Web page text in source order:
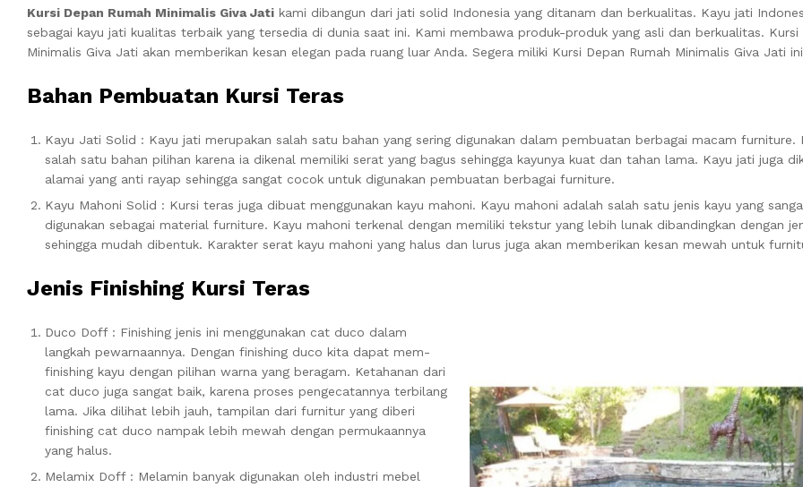
Kursi Depan Rumah Minimalis Giva Jati kami dibangun dari jati solid Indonesia yang ditanam dan berkualitas. Kayu jati
sebagai kayu jati kualitas terbaik yang tersedia di dunia saat ini. Kami membawa produk-produk yang asli dan berkualitas. Kursi
Minimalis Giva Jati akan memberikan kesan elegan pada ruang luar Anda. Segera miliki Kursi Depan Rumah Minimalis Giva Jati
Bahan Pembuatan Kursi Teras
Kayu Jati Solid : Kayu jati merupakan salah satu bahan yang sering digunakan dalam pembuatan berbagai macam furniture.
salah satu bahan pilihan karena ia dikenal memiliki serat yang bagus sehingga kayunya kuat dan tahan lama. Kayu jati juga
alamai yang anti rayap sehingga sangat cocok untuk digunakan pembuatan berbagai furniture.
Kayu Mahoni Solid : Kursi teras juga dibuat menggunakan kayu mahoni. Kayu mahoni adalah salah satu jenis kayu yang
digunakan sebagai material furniture. Kayu mahoni terkenal dengan memiliki tekstur yang lebih lunak dibandingkan dengan
sehingga mudah dibentuk. Karakter serat kayu mahoni yang halus dan lurus juga akan memberikan kesan mewah untuk
Jenis Finishing Kursi Teras
Duco Doff : Finishing jenis ini menggunakan cat duco dalam
langkah pewarnaannya. Dengan finishing duco kita dapat mem-
finishing kayu dengan pilihan warna yang beragam. Ketahanan dari
cat duco juga sangat baik, karena proses pengecatannya terbilang
lama. Jika dilihat lebih jauh, tampilan dari furnitur yang diberi
finishing cat duco nampak lebih mewah dengan permukaannya
yang halus.
Melamix Doff : Melamin banyak digunakan oleh industri mebel